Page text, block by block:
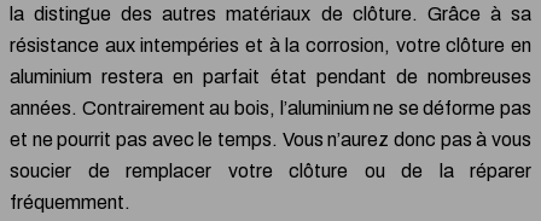
la distingue des autres matériaux de clôture. Grâce à sa
résistance aux intempéries et à la corrosion, votre clôture en
aluminium restera en parfait état pendant de nombreuses
années. Contrairement au bois, l’aluminium ne se déforme pas
et ne pourrit pas avec le temps. Vous n’aurez donc pas à vous
soucier de remplacer votre clôture ou de la réparer
fréquemment.